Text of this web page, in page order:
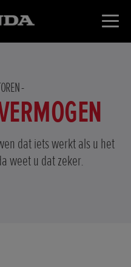
dat iets werkt als u het
weet u dat zeker.